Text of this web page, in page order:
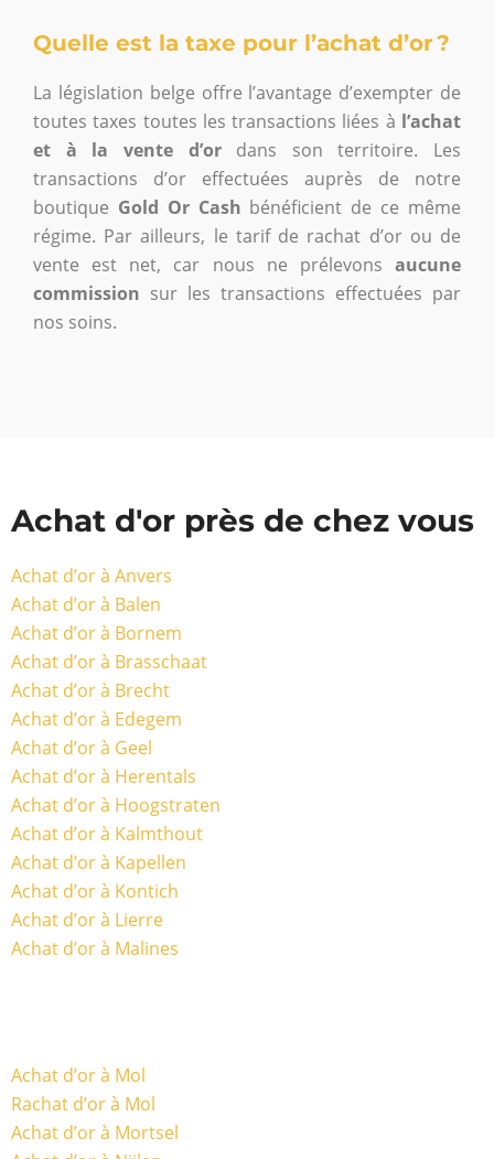
Quelle est la taxe pour l’achat d’or ?
La législation belge offre l’avantage d’exempter de
toutes taxes toutes les transactions liées à l’achat
et à la vente d’ordans son territoire. Les
transactions d’or effectuées auprès de notre
boutique Gold Or Cash bénéficient de ce même
régime. Par ailleurs, le tarif de rachat d’or ou de
vente est net, car nous ne prélevons aucune
commission sur les transactions effectuées par
nos soins.
Achat d'or près de chez vous
Achat d’or à Anvers
Achat d’or à Balen
Achat d’or à Bornem
Achat d’or à Brasschaat
Achat d’or à Brecht
Achat d’or à Edegem
Achat d’or à Geel
Achat d’or à Herentals
Achat d’or à Hoogstraten
Achat d’or à Kalmthout
Achat d’or à Kapellen
Achat d’or à Kontich
Achat d’or à Lierre
Achat d’or à Malines
Achat d’or à Mol
Rachat d’or à Mol
Achat d’or à Mortsel